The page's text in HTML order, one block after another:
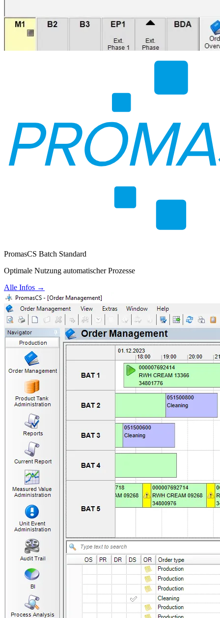
PromasCS Batch Standard
Optimale Nutzung automatischer Prozesse
Alle Infos →